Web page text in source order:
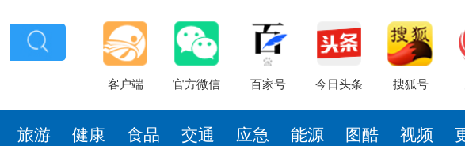
客户端 官方微信 百家号 今日头条 搜狐号
旅游 健康 食品 交通 应急 能源 图酷 视频